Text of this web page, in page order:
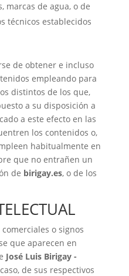
marcas de agua, o de
técnicos establecidos
de obtener e incluso
empleando para
distintos de los que,
a su disposición a
a este efecto en las
los contenidos o,
habitualmente en
que no entrañen un
de birigay.es, o de los
o signos
que aparecen en
José Luis Birigay -
de sus respectivos